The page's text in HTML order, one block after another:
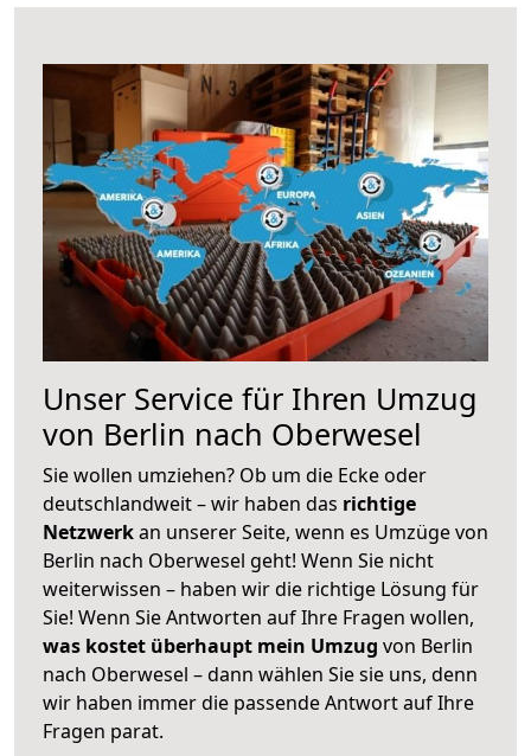
Unser Service für Ihren Umzug
von Berlin nach Oberwesel
Sie wollen umziehen? Ob um die Ecke oder
deutschlandweit – wir haben das richtige
Netzwerkan unserer Seite, wenn es Umzüge von
Berlin nach Oberwesel geht! Wenn Sie nicht
weiterwissen – haben wir die richtige Lösung für
Sie! Wenn Sie Antworten auf Ihre Fragen wollen,
was kostet überhaupt mein Umzug von Berlin
nach Oberwesel – dann wählen Sie sie uns, denn
wir haben immer die passende Antwort auf Ihre
Fragen parat.